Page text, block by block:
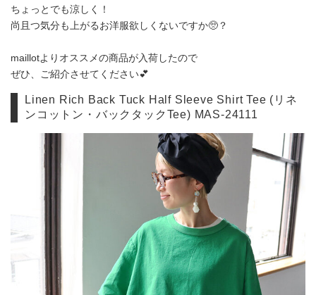
ちょっとでも涼しく！
尚且つ気分も上がるお洋服欲しくないですか🥺？
maillotよりオススメの商品が入荷したので
ぜひ、ご紹介させてください💕
Linen Rich Back Tuck Half Sleeve Shirt Tee (リネ
ンコットン・バックタックTee) MAS-24111